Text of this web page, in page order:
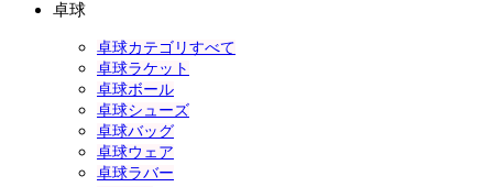
卓球
卓球カテゴリすべて
卓球ラケット
卓球ボール
卓球シューズ
卓球バッグ
卓球ウェア
卓球ラバー